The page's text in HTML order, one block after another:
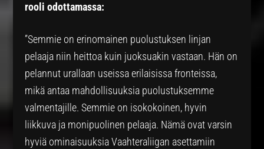
rooli odottamassa:
”Semmie on erinomainen puolustuksen linjan
pelaaja niin heittoa kuin juoksuakin vastaan. Hän on
pelannut urallaan useissa erilaisissa fronteissa,
mikä antaa mahdollisuuksia puolustuksemme
valmentajille. Semmie on isokokoinen, hyvin
liikkuva ja monipuolinen pelaaja. Nämä ovat varsin
hyviä ominaisuuksia Vaahteraliigan asettamiin